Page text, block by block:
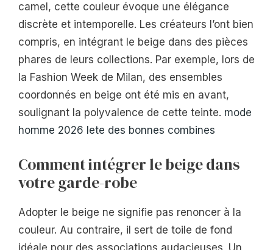
camel, cette couleur évoque une élégance
discrète et intemporelle. Les créateurs l’ont bien
compris, en intégrant le beige dans des pièces
phares de leurs collections. Par exemple, lors de
la Fashion Week de Milan, des ensembles
coordonnés en beige ont été mis en avant,
soulignant la polyvalence de cette teinte. mode
homme 2026 lete des bonnes combines
Comment intégrer le beige dans
votre garde-robe
Adopter le beige ne signifie pas renoncer à la
couleur. Au contraire, il sert de toile de fond
idéale pour des associations audacieuses. Un